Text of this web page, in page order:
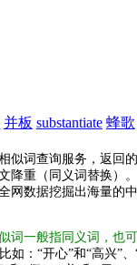
并板 substantiate 蜂歌
词查询服务，返回
降重（同义词替换）。
网数据挖掘出海量的
一般指同义词，也
：“开心”和“高兴”、